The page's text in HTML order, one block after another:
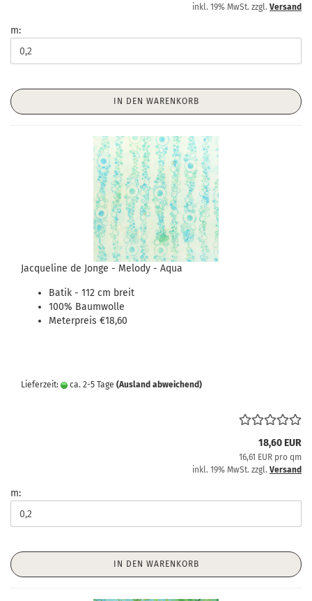
inkl. 19% MwSt. zzgl. Versand
m:
IN DEN WARENKORB
Jacqueline de Jonge - Melody - Aqua
Batik - 112 cm breit
100% Baumwolle
Meterpreis €18,60
Lieferzeit: ca. 2-5 Tage (Ausland abweichend)
18,60 EUR
16,61 EUR pro qm
inkl. 19% MwSt. zzgl. Versand
m:
IN DEN WARENKORB